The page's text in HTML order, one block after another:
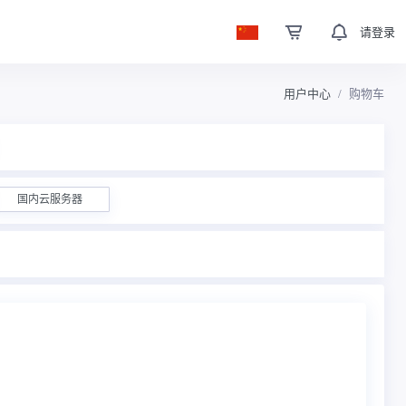
请登录
用户中心 购物车
国内云服务器